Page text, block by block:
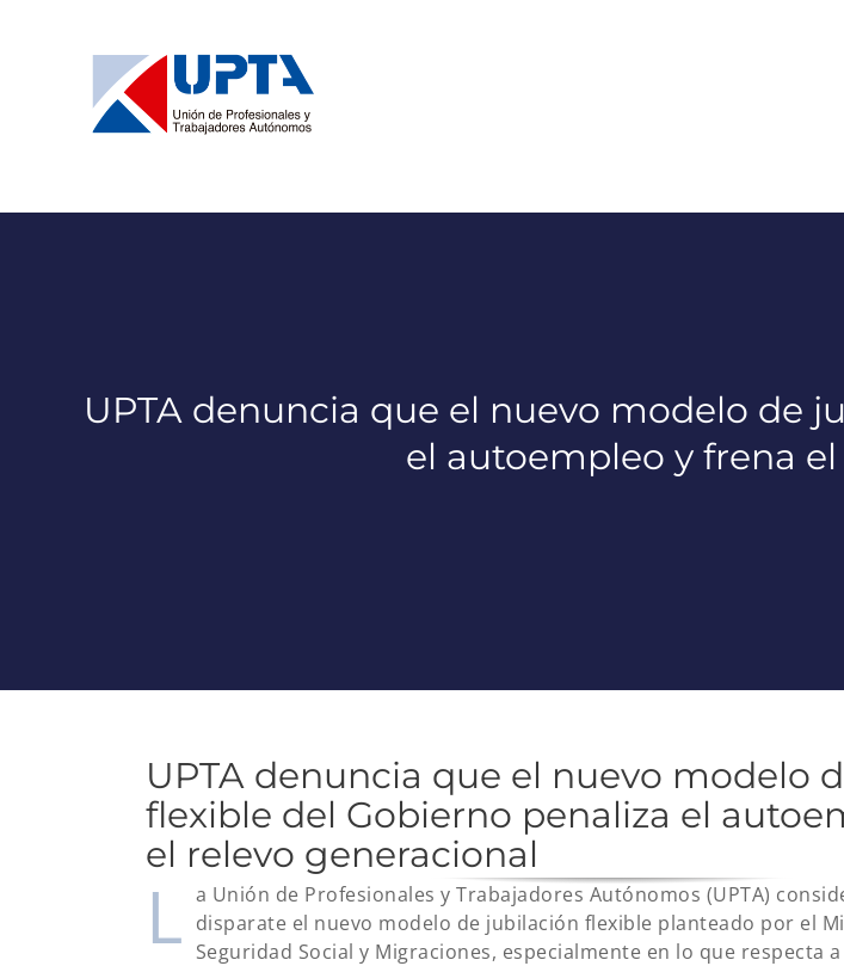
UPTA denuncia que el nuevo modelo de
el autoempleo y frena
UPTA denuncia que el nuevo modelo
flexible del Gobierno penaliza el
el relevo generacional
L a Unión de Profesionales y Trabajadores Autónomos (UPTA)
disparate el nuevo modelo de jubilación flexible planteado por el
Seguridad Social y Migraciones, especialmente en lo que respecta